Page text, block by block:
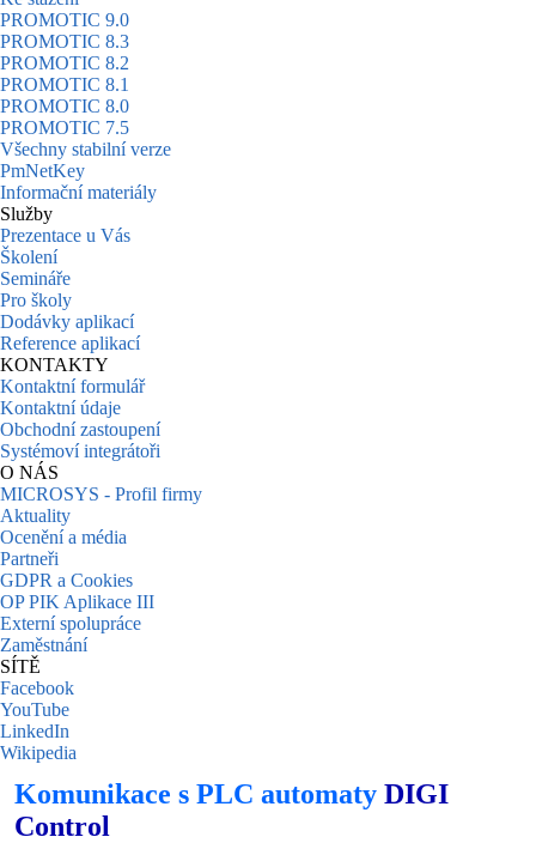
PROMOTIC 9.0
PROMOTIC 8.3
PROMOTIC 8.2
PROMOTIC 8.1
PROMOTIC 8.0
PROMOTIC 7.5
Všechny stabilní verze
PmNetKey
Informační materiály
Služby
Prezentace u Vás
Školení
Semináře
Pro školy
Dodávky aplikací
Reference aplikací
KONTAKTY
Kontaktní formulář
Kontaktní údaje
Obchodní zastoupení
Systémoví integrátoři
O NÁS
MICROSYS - Profil firmy
Aktuality
Ocenění a média
Partneři
GDPR a Cookies
OP PIK Aplikace III
Externí spolupráce
Zaměstnání
SÍTĚ
Facebook
YouTube
LinkedIn
Wikipedia
Komunikace s PLC automaty DIGI
Control